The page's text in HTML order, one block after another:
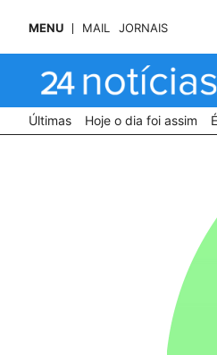
MENU MAIL JORNAIS
Últimas Hoje o dia foi assim